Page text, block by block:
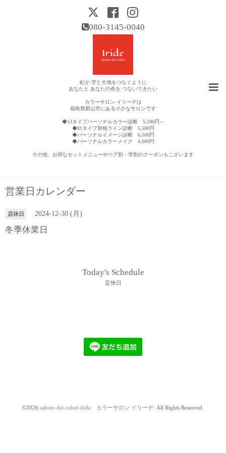
080-3145-0040
虹が 空と大地をつなぐように
あなたと あなたの色を つないできたい
カラーサロン イリーデは
福島県郡山市にある小さなサロンです
◆13タイプパーソナルカラー診断 5,500円～
◆81タイプ骨格ライン診断 5,500円
◆パーソナルイメージ診断 6,500円
◆パーソナルカラーメイク 4,000円
その他、お得なセットメニューやペア割・学割のクーポンもございます
営業日カレンダー
店休日 2024-12-30 (月)
冬季休業日
Today's Schedule
定休日
©2026 salotto dei colori iride カラーサロン イリーデ. All Rights Reserved.